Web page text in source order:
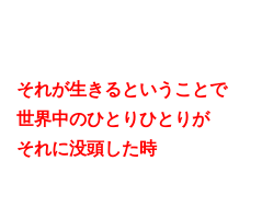
それが生きるということで
世界中のひとりひとりが
それに没頭した時